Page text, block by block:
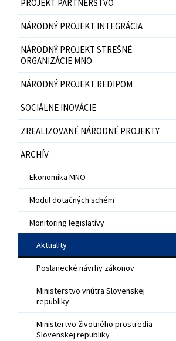
PROJEKT PARTNERSTVO
NÁRODNÝ PROJEKT INTEGRÁCIA
NÁRODNÝ PROJEKT STREŠNÉ
ORGANIZÁCIE MNO
NÁRODNÝ PROJEKT REDIPOM
SOCIÁLNE INOVÁCIE
ZREALIZOVANÉ NÁRODNÉ PROJEKTY
ARCHÍV
Ekonomika MNO
Modul dotačných schém
Monitoring legislatívy
Aktuality
Poslanecké návrhy zákonov
Ministerstvo vnútra Slovenskej
republiky
Ministertvo životného prostredia
Slovenskej republiky